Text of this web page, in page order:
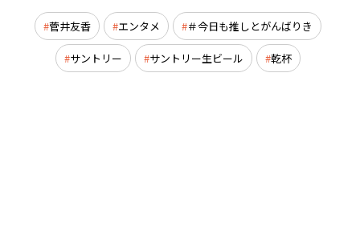
菅井友香 エンタメ ＃今日も推しとがんばりき
サントリー サントリー生ビール 乾杯